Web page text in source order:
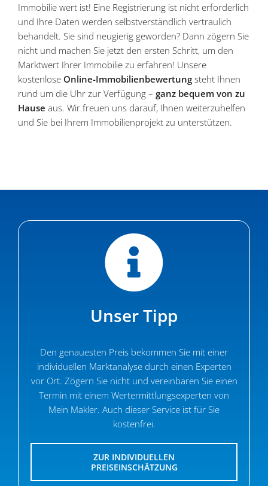
Immobilie wert ist! Eine Regis­trierung ist nicht erfor­derlich
und Ihre Daten werden selbst­ver­ständlich vertraulich
behandelt. Sie sind neugierig geworden? Dann zögern Sie
nicht und machen Sie jetzt den ersten Schritt, um den
Marktwert Ihrer Immobilie zu erfahren! Unsere
kostenlose Online-Immobilien­bewertungsteht Ihnen
rund um die Uhr zur Verfügung – ganz bequem von zu
Hause aus. Wir freuen uns darauf, Ihnen weiter­zu­helfen
und Sie bei Ihrem Immobi­li­en­projekt zu unterstützen.
Unser Tipp
Den genau­esten Preis bekommen Sie mit einer
indivi­du­ellen Markt­analyse durch einen Experten
vor Ort. Zögern Sie nicht und vereinbaren Sie einen
Termin mit einem Wertermitt­lungs­experten von
Mein Makler. Auch dieser Service ist für Sie
kostenfrei.
ZUR INDIVI­DU­ELLEN
PREISEINSCHÄTZUNG